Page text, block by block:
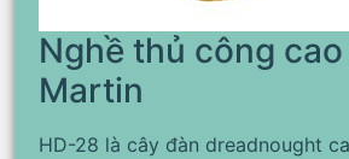
Nghề thủ công
Martin
HD-28 là cây đàn dreadnought